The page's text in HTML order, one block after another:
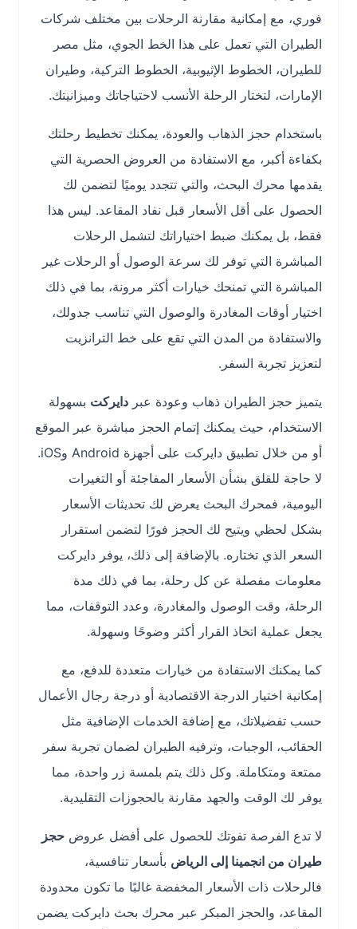
فوري، مع إمكانية مقارنة الرحلات بين مختلف شركات
الطيران التي تعمل على هذا الخط الجوي، مثل مصر
للطيران، الخطوط الإثيوبية، الخطوط التركية، وطيران
الإمارات، لتختار الرحلة الأنسب لاحتياجاتك وميزانيتك.
باستخدام حجز الذهاب والعودة، يمكنك تخطيط رحلتك
بكفاءة أكبر، مع الاستفادة من العروض الحصرية التي
يقدمها محرك البحث، والتي تتجدد يوميًا لتضمن لك
الحصول على أقل الأسعار قبل نفاد المقاعد. ليس هذا
فقط، بل يمكنك ضبط اختياراتك لتشمل الرحلات
المباشرة التي توفر لك سرعة الوصول أو الرحلات غير
المباشرة التي تمنحك خيارات أكثر مرونة، بما في ذلك
اختيار أوقات المغادرة والوصول التي تناسب جدولك،
والاستفادة من المدن التي تقع على خط الترانزيت
لتعزيز تجربة السفر.
يتميز حجز الطيران ذهاب وعودة عبردايركتبسهولة
الاستخدام، حيث يمكنك إتمام الحجز مباشرة عبر الموقع
أو من خلال تطبيق دايركت على أجهزة Android وiOS.
لا حاجة للقلق بشأن الأسعار المفاجئة أو التغيرات
اليومية، فمحرك البحث يعرض لك تحديثات الأسعار
بشكل لحظي ويتيح لك الحجز فورًا لتضمن استقرار
السعر الذي تختاره. بالإضافة إلى ذلك، يوفر دايركت
معلومات مفصلة عن كل رحلة، بما في ذلك مدة
الرحلة، وقت الوصول والمغادرة، وعدد التوقفات، مما
يجعل عملية اتخاذ القرار أكثر وضوحًا وسهولة.
كما يمكنك الاستفادة من خيارات متعددة للدفع، مع
إمكانية اختيار الدرجة الاقتصادية أو درجة رجال الأعمال
حسب تفضيلاتك، مع إضافة الخدمات الإضافية مثل
الحقائب، الوجبات، وترفيه الطيران لضمان تجربة سفر
ممتعة ومتكاملة. وكل ذلك يتم بلمسة زر واحدة، مما
يوفر لك الوقت والجهد مقارنة بالحجوزات التقليدية.
لا تدع الفرصة تفوتك للحصول على أفضل عروضحجز
طيران من انجمينا إلى الرياضبأسعار تنافسية،
فالرحلات ذات الأسعار المخفضة غالبًا ما تكون محدودة
المقاعد، والحجز المبكر عبر محرك بحث دايركت يضمن